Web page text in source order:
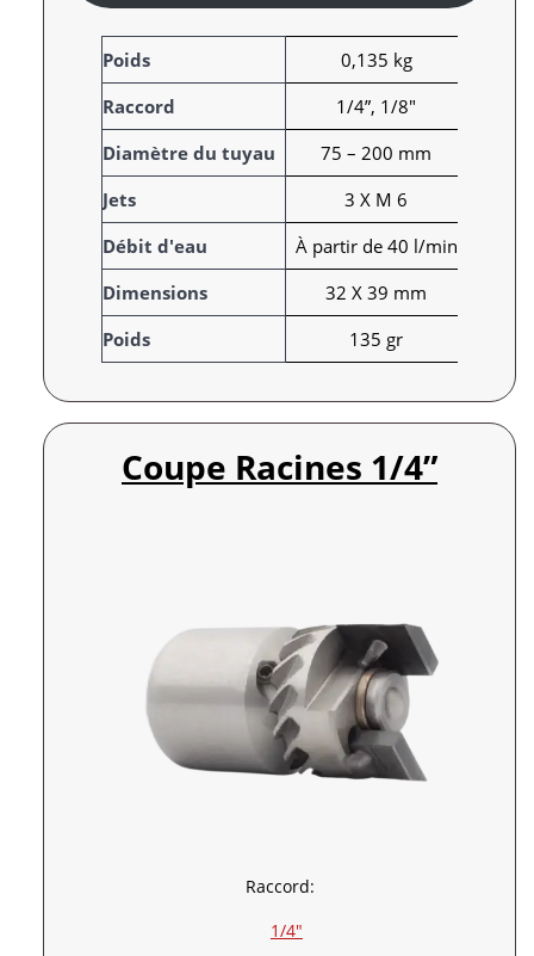
A
t
t
r
i
b
u
t
s
a
l
e
u
r
Poids
0,135 kg
Raccord
1/4”, 1/8"
Diamètre du tuyau
75 – 200 mm
Jets
3 X M 6
Débit d'eau
À partir de 40 l/min
Dimensions
32 X 39 mm
Poids
135 gr
Coupe Racines 1/4”
Raccord:
1/4″